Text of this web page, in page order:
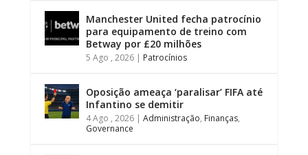
Manchester United fecha patrocínio
para equipamento de treino com
Betway por £20 milhões
5 Ago , 2026| Patrocínios
Oposição ameaça ‘paralisar’ FIFA até
Infantino se demitir
4 Ago , 2026| Administração, Finanças,
Governance